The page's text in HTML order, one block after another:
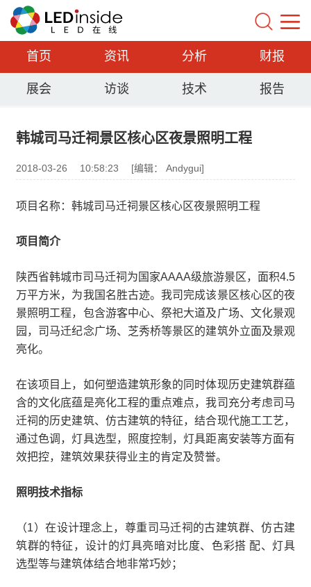
首页 资讯 分析 财报
展会 访谈 技术 报告
韩城司马迁祠景区核心区夜景照明工程
2018-03-26 10:58:23 [编辑： Andygui]
项目名称：韩城司马迁祠景区核心区夜景照明工程
项目简介
陕西省韩城市司马迁祠为国家AAAA级旅游景区，面积4.5
万平方米，为我国名胜古迹。我司完成该景区核心区的夜
景照明工程，包含游客中心、祭祀大道及广场、文化景观
园，司马迁纪念广场、芝秀桥等景区的建筑外立面及景观
亮化。
在该项目上，如何塑造建筑形象的同时体现历史建筑群蕴
含的文化底蕴是亮化工程的重点难点，我司充分考虑司马
迁祠的历史建筑、仿古建筑的特征，结合现代施工工艺，
通过色调，灯具选型，照度控制，灯具距离安装等方面有
效把控，建筑效果获得业主的肯定及赞誉。
照明技术指标
（1）在设计理念上，尊重司马迁祠的古建筑群、仿古建
筑群的特征，设计的灯具亮暗对比度、色彩搭 配、灯具
选型等与建筑体结合地非常巧妙；